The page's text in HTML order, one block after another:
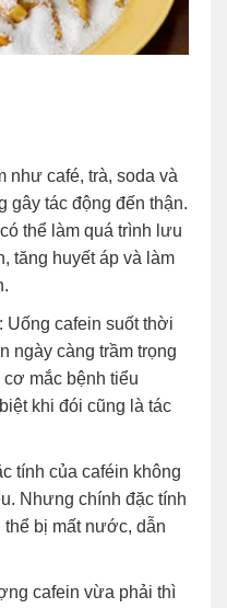
như café, trà, soda và
gây tác động đến thận.
thể làm quá trình lưu
tăng huyết áp và làm
Uống cafein suốt thời
ngày càng trầm trọng
mắc bệnh tiểu
khi đói cũng là tác
tính của caféin không
Nhưng chính đặc tính
bị mất nước, dẫn
cafein vừa phải thì